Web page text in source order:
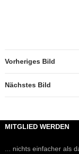
Vorheriges Bild
Nächstes Bild
MITGLIED WERDEN
... nichts einfacher als